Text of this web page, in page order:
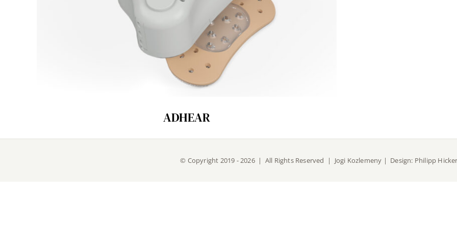
ADHEAR
© Copyright 2019 -2026 | All Rights Reserved | Jogi Kozlemeny | Design: Philipp Hicker